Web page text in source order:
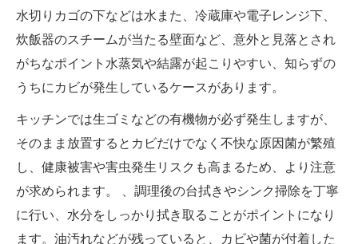
水切りカゴの下などは水また、冷蔵庫や電子レンジ下、
炊飯器のスチームが当たる壁面など、意外と見落とされ
がちなポイント水蒸気や結露が起こりやすい、知らずの
うちにカビが発生しているケースがあります。
キッチンでは生ゴミなどの有機物が必ず発生しますが、
そのまま放置するとカビだけでなく不快な原因菌が繁殖
し、健康被害や害虫発生リスクも高まるため、より注意
が求められます。 、調理後の台拭きやシンク掃除を丁寧
に行い、水分をしっかり拭き取ることがポイントになり
ます。油汚れなどが残っていると、カビや菌が付着した